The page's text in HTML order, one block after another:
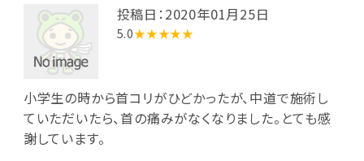
投稿日：2020年01月25日
5.0★★★★★
小学生の時から首コリがひどかったが、中道で施術し
ていただいたら、首の痛みがなくなりました。とても感
謝しています。